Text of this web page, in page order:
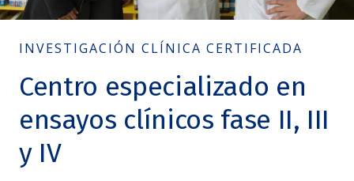
INVESTIGACIÓN CLÍNICA CERTIFICADA
Centro especializado en
ensayos clínicos fase II, III
y IV